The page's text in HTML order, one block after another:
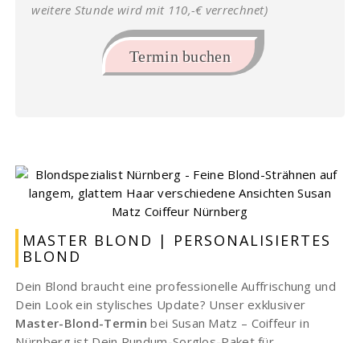
weitere Stunde wird mit 110,-€ verrechnet)
Termin buchen
MASTER BLOND | PERSONALISIERTES
BLOND
Dein Blond braucht eine professionelle Auffrischung und
Dein Look ein stylisches Update? Unser exklusiver
Master-Blond-Termin bei Susan Matz – Coiffeur in